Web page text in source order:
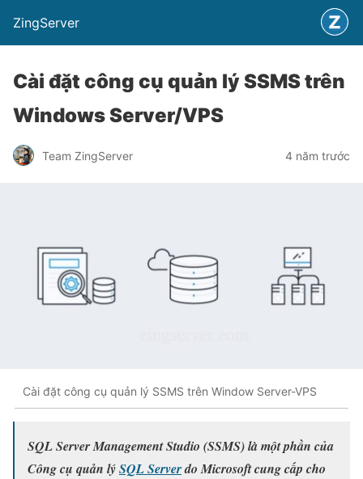
ZingServer
Cài đặt công cụ quản lý SSMS trên
Windows Server/VPS
Team ZingServer 4 năm trước
Cài đặt công cụ quản lý SSMS trên Window Server-VPS
SQL Server Management Studio (SSMS) là một phần của
Công cụ quản lýSQL Serverdo Microsoft cung cấp cho